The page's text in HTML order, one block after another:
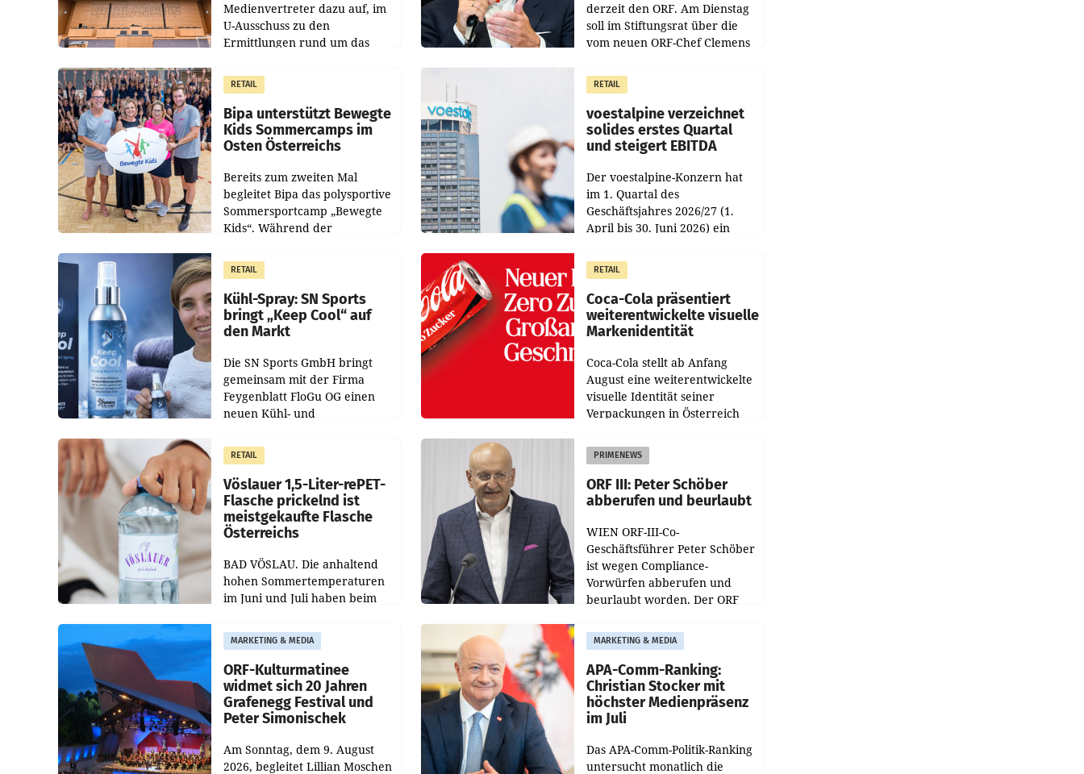
Medienvertreter dazu auf, im
U-Ausschuss zu den
Ermittlungen rund um das
im Justizministerium, Christian
Pilnacek, auf sensible
derzeit den ORF. Am Dienstag
soll im Stiftungsrat über die
vom neuen ORF-Chef Clemens
Besetzungen für die
Direktionen abgestimmt
werden.
RETAIL
Bipa unterstützt Bewegte
Kids Sommercamps im
Osten Österreichs
Bereits zum zweiten Mal
begleitet Bipa das polysportive
Sommersportcamp „Bewegte
Kids“. Während der
Juli und August versorgt das
Unternehmen Kinder sowie
RETAIL
voestalpine verzeichnet
solides erstes Quartal
und steigert EBITDA
Der voestalpine-Konzern hat
im 1. Quartal des
Geschäftsjahres 2026/27 (1.
April bis 30. Juni 2026) ein
Der Umsatz stieg im Vergleich
zur Vorjahresperiode
RETAIL
Kühl-Spray: SN Sports
bringt „Keep Cool“ auf
den Markt
Die SN Sports GmbH bringt
gemeinsam mit der Firma
Feygenblatt FloGu OG einen
neuen Kühl- und
Markt. Das Produkt namens
„Keep Cool“ ist zu 100 Prozent
RETAIL
Coca-Cola präsentiert
weiterentwickelte visuelle
Markenidentität
Coca-Cola stellt ab Anfang
August eine weiterentwickelte
visuelle Identität seiner
Verpackungen in Österreich
Redesigns stehen zentrale
Gestaltungselemente
RETAIL
Vöslauer 1,5-Liter-rePET-
Flasche prickelnd ist
meistgekaufte Flasche
Österreichs
BAD VÖSLAU. Die anhaltend
hohen Sommertemperaturen
im Juni und Juli haben beim
Getränkehersteller Vöslauer zu
deutlichen Absatzzuwächsen
geführt. Während
PRIMENEWS
ORF III: Peter Schöber
abberufen und beurlaubt
WIEN ORF-III-Co-
Geschäftsführer Peter Schöber
ist wegen Compliance-
Vorwürfen abberufen und
beurlaubt worden. Der ORF
entsprechende
Medienberichte.
MARKETING & MEDIA
ORF-Kulturmatinee
widmet sich 20 Jahren
Grafenegg Festival und
Peter Simonischek
Am Sonntag, dem 9. August
2026, begleitet Lillian Moschen
MARKETING & MEDIA
APA-Comm-Ranking:
Christian Stocker mit
höchster Medienpräsenz
im Juli
Das APA-Comm-Politik-Ranking
untersucht monatlich die